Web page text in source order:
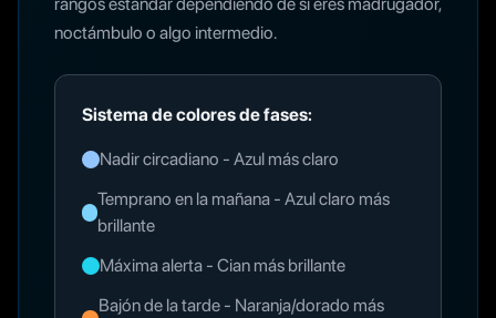
noctámbulo o algo intermedio.
Sistema de colores de fases:
Nadir circadiano - Azul más claro
Temprano en la mañana - Azul claro más
brillante
Máxima alerta - Cian más brillante
Bajón de la tarde - Naranja/dorado más